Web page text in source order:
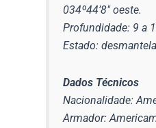
034º44’8″ oeste.
Profundidade: 9 a
Estado:
Dados Técnicos
Armador: